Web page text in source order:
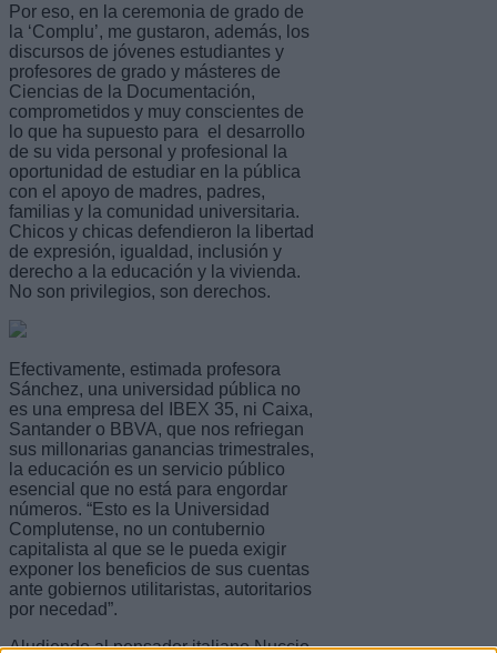
Por eso, en la ceremonia de grado de
la ‘Complu’, me gustaron, además, los
discursos de jóvenes estudiantes y
profesores de grado y másteres de
Ciencias de la Documentación,
comprometidos y muy conscientes de
lo que ha supuesto para el desarrollo
de su vida personal y profesional la
oportunidad de estudiar en la pública
con el apoyo de madres, padres,
familias y la comunidad universitaria.
Chicos y chicas defendieron la libertad
de expresión, igualdad, inclusión y
derecho a la educación y la vivienda.
No son privilegios, son derechos.
Efectivamente, estimada profesora
Sánchez, una universidad pública no
es una empresa del IBEX 35, ni Caixa,
Santander o BBVA, que nos refriegan
sus millonarias ganancias trimestrales,
la educación es un servicio público
esencial que no está para engordar
números. “Esto es la Universidad
Complutense, no un contubernio
capitalista al que se le pueda exigir
exponer los beneficios de sus cuentas
ante gobiernos utilitaristas, autoritarios
por necedad”.
Aludiendo al pensador italiano Nuccio